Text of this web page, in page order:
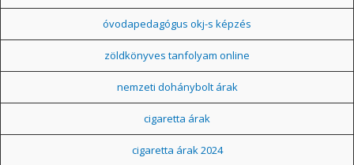
óvodapedagógus okj-s képzés
zöldkönyves tanfolyam online
nemzeti dohánybolt árak
cigaretta árak
cigaretta árak 2024